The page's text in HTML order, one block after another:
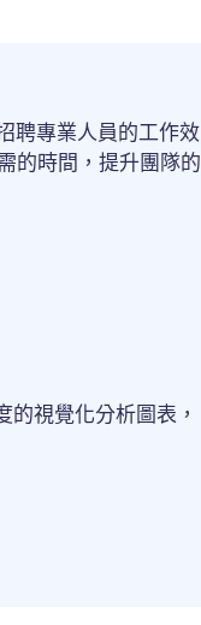
聘專業人員的工作效
的時間，提升團隊的
視覺化分析圖表，